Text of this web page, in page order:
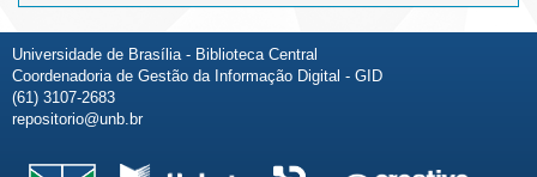
Universidade de Brasília - Biblioteca Central
Coordenadoria de Gestão da Informação Digital - GID
(61) 3107-2683
repositorio@unb.br